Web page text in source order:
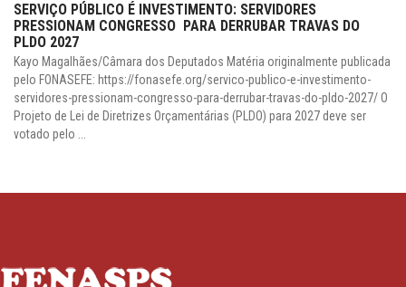
SERVIÇO PÚBLICO É INVESTIMENTO: SERVIDORES
PRESSIONAM CONGRESSO PARA DERRUBAR TRAVAS DO
PLDO 2027
Kayo Magalhães/Câmara dos Deputados Matéria originalmente publicada
pelo FONASEFE: https://fonasefe.org/servico-publico-e-investimento-
servidores-pressionam-congresso-para-derrubar-travas-do-pldo-2027/ O
Projeto de Lei de Diretrizes Orçamentárias (PLDO) para 2027 deve ser
votado pelo ...